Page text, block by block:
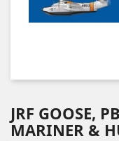
JRF GOOSE,
MARINER &